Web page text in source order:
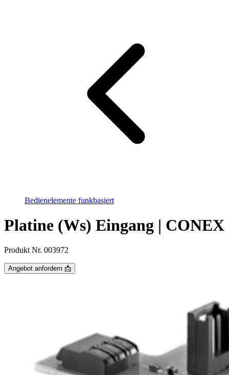
Bedienelemente funkbasiert
Platine (Ws) Eingang | CONEX
Produkt Nr. 003972
Angebot anfordern 📩